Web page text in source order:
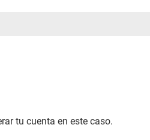
tu cuenta en este caso.